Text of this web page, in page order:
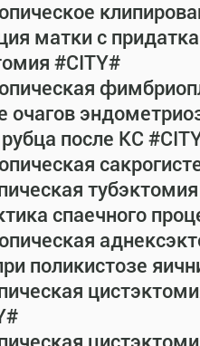
матки с
#CITY#
очагов
после КС
спаечного
поликистозе